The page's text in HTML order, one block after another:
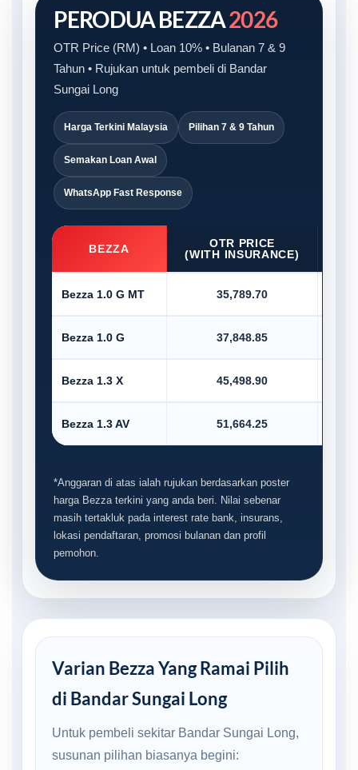
PERODUA BEZZA2026
OTR Price (RM) • Loan 10% • Bulanan 7 & 9
Tahun • Rujukan untuk pembeli di Bandar
Sungai Long
Harga Terkini Malaysia Pilihan 7 & 9 Tahun
Semakan Loan Awal
WhatsApp Fast Response
BEZZA
OTR PRICE
(WITH INSURANCE)
Bezza 1.0 G MT 35,789.70
Bezza 1.0 G 37,848.85
Bezza 1.3 X 45,498.90
Bezza 1.3 AV 51,664.25
*Anggaran di atas ialah rujukan berdasarkan poster
harga Bezza terkini yang anda beri. Nilai sebenar
masih tertakluk pada interest rate bank, insurans,
lokasi pendaftaran, promosi bulanan dan profil
pemohon.
Varian Bezza Yang Ramai Pilih
di Bandar Sungai Long
Untuk pembeli sekitar Bandar Sungai Long,
susunan pilihan biasanya begini: